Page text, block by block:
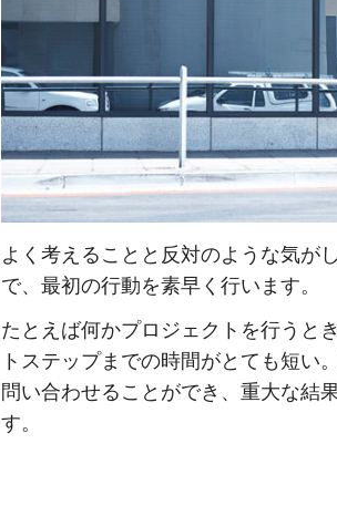
よく考えることと反対のような気が
で、最初の行動を素早く行います。
たとえば何かプロジェクトを行うと
トステップまでの時間がとても短い
問い合わせることができ、重大な結
す。